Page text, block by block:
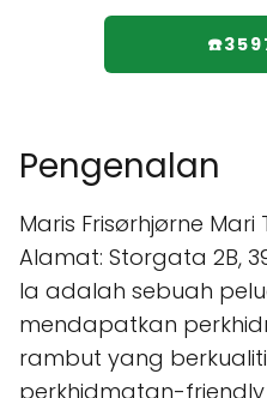
Pengenalan
Maris Frisørhjørne
Alamat: Storgata 2B,
Ia adalah sebuah
mendapatkan
rambut yang
perkhidmatan-